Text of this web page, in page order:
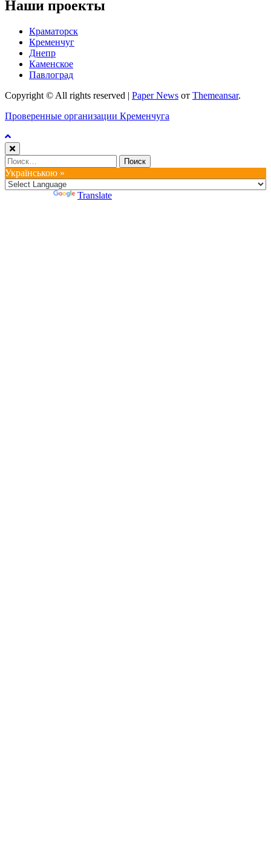
Наши проекты
Краматорск
Кременчуг
Днепр
Каменское
Павлоград
Copyright © All rights reserved | Paper News от Themeansar.
Проверенные организации Кременчуга
Найти:
Українською »
Translate